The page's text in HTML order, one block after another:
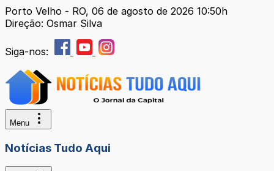
Porto Velho - RO, 06 de agosto de 2026 10:50h
Direção: Osmar Silva
Siga-nos:
Menu
Notícias Tudo Aqui